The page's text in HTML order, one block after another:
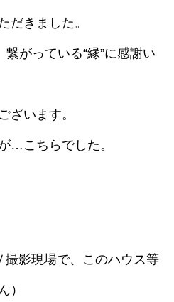
だきました。
がっている“縁”に感謝い
います。
…こちらでした。
影現場で、このハウス等
）